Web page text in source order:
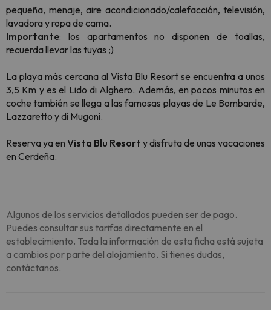
pequeña, menaje, aire acondicionado/calefacción, televisión,
lavadora y ropa de cama.
Importante: los apartamentos no disponen de toallas,
recuerda llevar las tuyas ;)
La playa más cercana al Vista Blu Resort se encuentra a unos
3,5 Km y es el Lido di Alghero. Además, en pocos minutos en
coche también se llega a las famosas playas de Le Bombarde,
Lazzaretto y di Mugoni.
Reserva ya en Vista Blu Resort y disfruta de unas vacaciones
en Cerdeña.
Algunos de los servicios detallados pueden ser de pago.
Puedes consultar sus tarifas directamente en el
establecimiento. Toda la información de esta ficha está sujeta
a cambios por parte del alojamiento. Si tienes dudas,
contáctanos.